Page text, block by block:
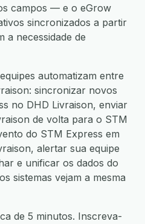
campos — e o eGrow
sincronizados a partir
a necessidade de
automatizam entre
sincronizar novos
no DHD Livraison, enviar
de volta para o STM
do STM Express em
alertar sua equipe
e unificar os dados do
sistemas vejam a mesma
de 5 minutos. Inscreva-